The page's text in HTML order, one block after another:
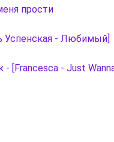
прости
- Любимый]
- Just